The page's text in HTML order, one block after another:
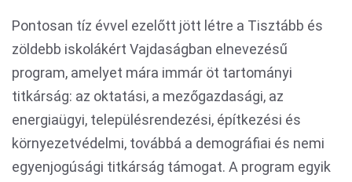
Pontosan tíz évvel ezelőtt jött létre a Tisztább és
zöldebb iskolákért Vajdaságban elnevezésű
program, amelyet mára immár öt tartományi
titkárság: az oktatási, a mezőgazdasági, az
energiaügyi, településrendezési, építkezési és
környezetvédelmi, továbbá a demográfiai és nemi
egyenjogúsági titkárság támogat. A program egyik